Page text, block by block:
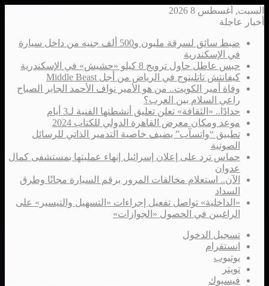
السبت, أغسطس 8 2026
أخبار عاجلة
ضبط سائق لسرقة مليون و500 ألف جنيه من داخل سيارة
في الإسكندرية
حبس عاطل حاول ترويج 8 كيلو «حشيش» في الإسكندرية
كيفانتش تاتليتوج في الرياض من أجل Middle Beast
وفاة أمير الكويت.. من هو الأمير نواف الأحمد الجابر الصباح
راعي السلام بين العرب؟
حدادًا.. «الثقافة» تعلن تعليق أنشطتها الفنية لـ3 أيام
موعد ومكان معرض القاهرة الدولي للكتاب 2024
تطبيق “واتسآب” يضيف خاصية التدمير الذاتي للرسائل
الصوتية
حماس ترد على إعلان إسرائيل إنهاء عمليتها بمستشفى كمال
عدوان
الآن.. استعلام مخالفات المرور برقم السيارة مجانًا وطرق
السداد
«الداخلية» تواصل تفعيل إجراءات «التسهيل والتيسير» على
الراغبين في الحصول «الجوازات»
تسجيل الدخول
انستقرام
يوتيوب
تويتر
فيسبوك